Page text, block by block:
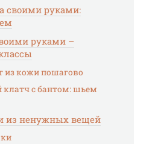
своими руками:
руками –
из кожи пошагово
клатч с бантом: шьем
из ненужных вещей